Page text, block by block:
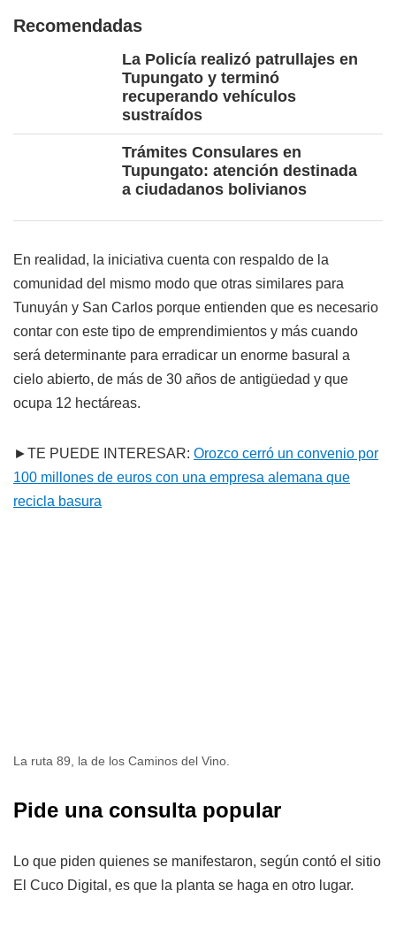
Recomendadas
La Policía realizó patrullajes en
Tupungato y terminó
recuperando vehículos
sustraídos
Trámites Consulares en
Tupungato: atención destinada
a ciudadanos bolivianos
En realidad, la iniciativa cuenta con respaldo de la
comunidad del mismo modo que otras similares para
Tunuyán y San Carlos porque entienden que es necesario
contar con este tipo de emprendimientos y más cuando
será determinante para erradicar un enorme basural a
cielo abierto, de más de 30 años de antigüedad y que
ocupa 12 hectáreas.
►TE PUEDE INTERESAR: Orozco cerró un convenio por
100 millones de euros con una empresa alemana que
recicla basura
La ruta 89, la de los Caminos del Vino.
Pide una consulta popular
Lo que piden quienes se manifestaron, según contó el sitio
El Cuco Digital, es que la planta se haga en otro lugar.